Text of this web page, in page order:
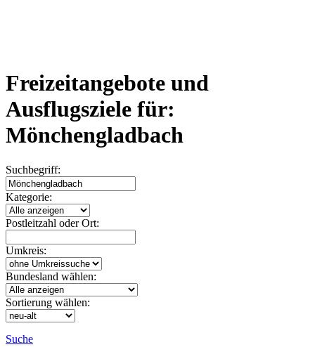
Freizeitangebote und
Ausflugsziele für:
Mönchengladbach
Suchbegriff:
Kategorie:
Postleitzahl oder Ort:
Umkreis:
Bundesland wählen:
Sortierung wählen:
Suche